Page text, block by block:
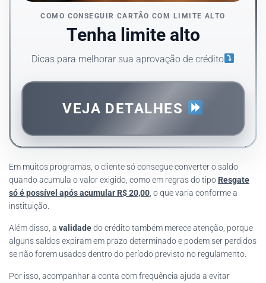
COMO CONSEGUIR CARTÃO COM LIMITE ALTO
Tenha limite alto
Dicas para melhorar sua aprovação de crédito
VEJA DETALHES
Em muitos programas, o cliente só consegue converter o saldo
quando acumula o valor exigido, como em regras do tipo Resgate
só é possível após acumular R$ 20,00 , o que varia conforme a
instituição.
Além disso, a validadedo crédito também merece atenção, porque
alguns saldos expiram em prazo determinado e podem ser perdidos
se não forem usados dentro do período previsto no regulamento.
Por isso, acompanhar a conta com frequência ajuda a evitar